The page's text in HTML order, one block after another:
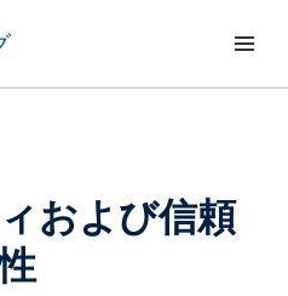
および信頼